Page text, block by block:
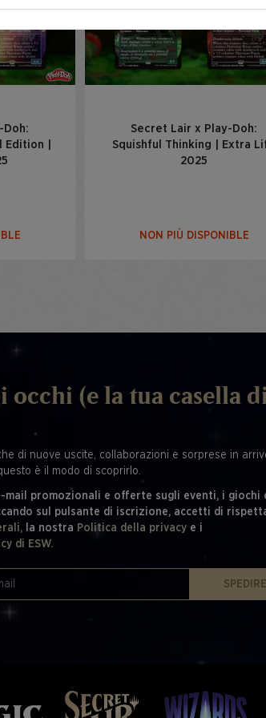
Doh:
Edition |
Secret Lair x Play-Doh:
Squishful Thinking | Extra
2025
NON PIÙ DISPONIBLE
occhi (e la tua casella
di nuove uscite, collaborazioni e sorprese in
è il modo di scoprirlo.
mail promozionali e offerte sugli eventi, i giochi
sul pulsante di iscrizione, accetti di
la nostra Politica della privacy e i
di ESW.
SPEDIRE